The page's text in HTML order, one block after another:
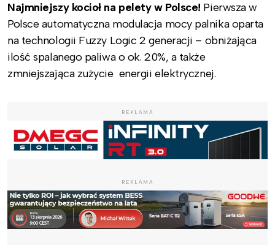
Najmniejszy kocioł na pelety w Polsce! Pierwsza w
Polsce automatyczna modulacja mocy palnika oparta
na technologii Fuzzy Logic 2 generacji – obniżająca
ilość spalanego paliwa o ok. 20%, a także
zmniejszająca zużycie energii elektrycznej.
REKLAMA
REKLAMA